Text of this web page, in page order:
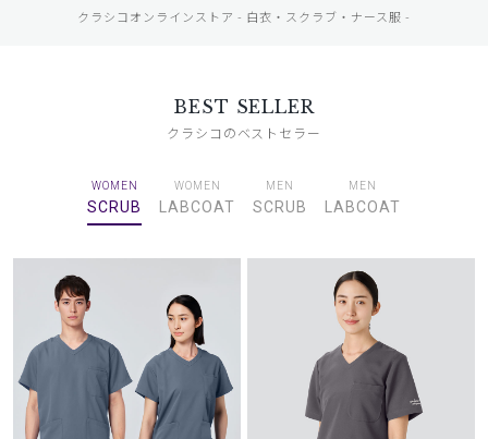
クラシコオンラインストア - 白衣・スクラブ・ナース服 -
BEST SELLER
クラシコのベストセラー
WOMEN
SCRUB
WOMEN
LABCOAT
MEN
SCRUB
MEN
LABCOAT